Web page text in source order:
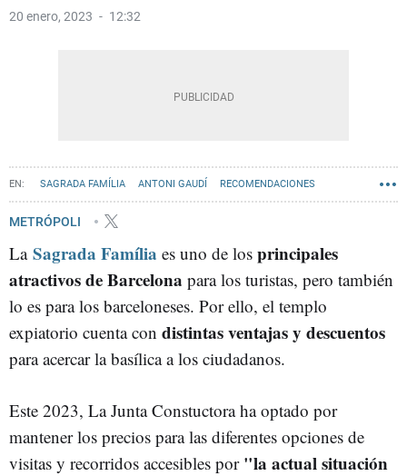
20 enero, 2023 12:32
SAGRADA FAMÍLIA ANTONI GAUDÍ RECOMENDACIONES
METRÓPOLI
La Sagrada Família es uno de los principales
atractivos de Barcelona para los turistas, pero también
lo es para los barceloneses. Por ello, el templo
expiatorio cuenta con distintas ventajas y descuentos
para acercar la basílica a los ciudadanos.
Este 2023, La Junta Constuctora ha optado por
mantener los precios para las diferentes opciones de
visitas y recorridos accesibles por"la actual situación